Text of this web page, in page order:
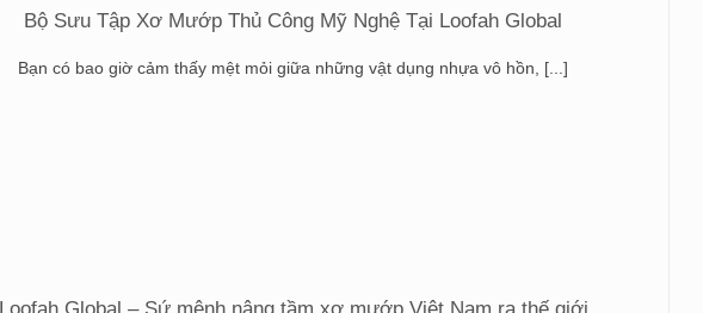
Bộ Sưu Tập Xơ Mướp Thủ Công Mỹ Nghệ Tại Loofah Global
Bạn có bao giờ cảm thấy mệt mỏi giữa những vật dụng nhựa vô hồn, [...]